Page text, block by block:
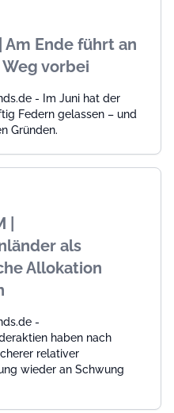
Am Ende führt an
vorbei
- Im Juni hat der
Federn gelassen – und
Gründen.
als
Allokation
-
haben nach
relativer
wieder an Schwung